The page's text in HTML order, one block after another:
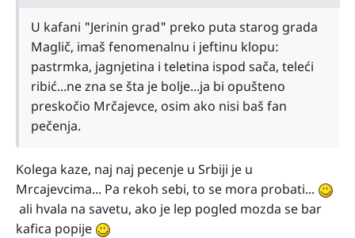
U kafani "Jerinin grad" preko puta starog grada
Maglič, imaš fenomenalnu i jeftinu klopu:
pastrmka, jagnjetina i teletina ispod sača, teleći
ribić...ne zna se šta je bolje...ja bi opušteno
preskočio Mrčajevce, osim ako nisi baš fan
pečenja.
Kolega kaze, naj naj pecenje u Srbiji je u
Mrcajevcima... Pa rekoh sebi, to se mora probati...
ali hvala na savetu, ako je lep pogled mozda se bar
kafica popije